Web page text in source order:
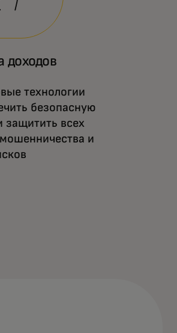
доходов
технологии
безопасную
всех
и